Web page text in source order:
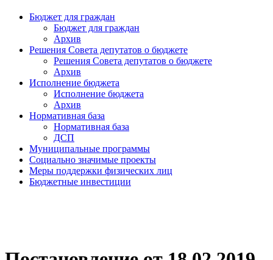
Бюджет для граждан
Бюджет для граждан
Архив
Решения Совета депутатов о бюджете
Решения Совета депутатов о бюджете
Архив
Исполнение бюджета
Исполнение бюджета
Архив
Нормативная база
Нормативная база
ДСП
Муниципальные программы
Социально значимые проекты
Меры поддержки физических лиц
Бюджетные инвестиции